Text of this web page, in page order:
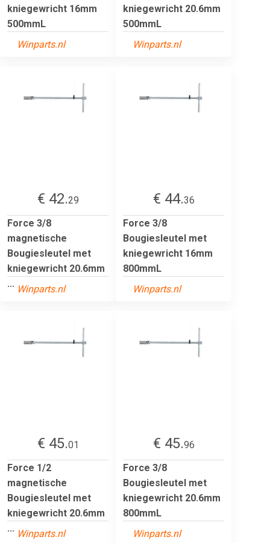
kniegewricht 16mm
500mmL
Winparts.nl
kniegewricht 20.6mm
500mmL
Winparts.nl
€ 42.29
Force 3/8
magnetische
Bougiesleutel met
kniegewricht 20.6mm
... Winparts.nl
€ 44.36
Force 3/8
Bougiesleutel met
kniegewricht 16mm
800mmL
Winparts.nl
€ 45.01
Force 1/2
magnetische
Bougiesleutel met
kniegewricht 20.6mm
... Winparts.nl
€ 45.96
Force 3/8
Bougiesleutel met
kniegewricht 20.6mm
800mmL
Winparts.nl